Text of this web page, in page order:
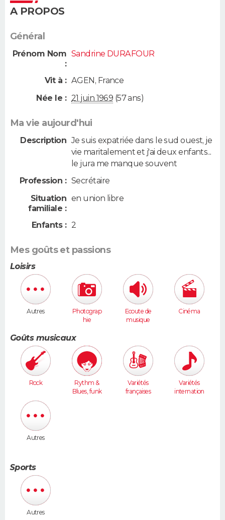
A PROPOS
Général
Prénom Nom
:
Sandrine DURAFOUR
Vit à : AGEN , France
Née le : 21 juin 1969 (57 ans)
Ma vie aujourd'hui
Description Je suis expatriée dans le sud ouest, je
vie maritalement et j'ai deux enfants...
le jura me manque souvent
Profession : Secrétaire
Situation
familiale :
en union libre
Enfants : 2
Mes goûts et passions
Loisirs
Autres
Photograp
hie
Ecoute de
musique
Cinéma
Goûts musicaux
Rock
Rythm &
Blues, funk
Variétés
françaises
Variétés
internation
Autres
Sports
Autres